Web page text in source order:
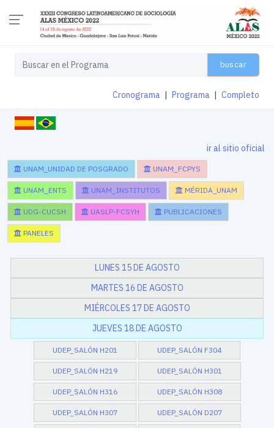
buscar
Cronograma Programa Completo
ir al sitio oficial
UNAM_UNIDAD DE POSGRADO UNAM_FCPYS
UNAM_ENTS UNAM_INSTITUTOS MÉRIDA_UNAM
UDG-CUCSH UASLP-FCSYH PUBLICACIONES
PANELES
LUNES 15 DE AGOSTO
MARTES 16 DE AGOSTO
MIÉRCOLES 17 DE AGOSTO
JUEVES 18 DE AGOSTO
UDEP_SALÓN H201 UDEP_SALÓN F304
UDEP_SALÓN H219 UDEP_SALÓN H301
UDEP_SALÓN H316 UDEP_SALÓN H308
UDEP_SALÓN H307 UDEP_SALÓN D207